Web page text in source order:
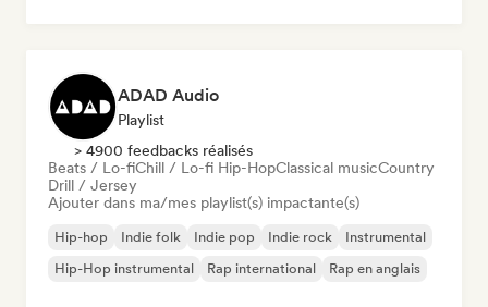
ADAD Audio
Playlist
> 4900 feedbacks réalisés
Beats / Lo-fiChill / Lo-fi Hip-HopClassical musicCountry
Drill / Jersey
Ajouter dans ma/mes playlist(s) impactante(s)
Hip-hop Indie folk Indie pop Indie rock
Instrumental
Hip-Hop instrumental
Rap international Rap en anglais